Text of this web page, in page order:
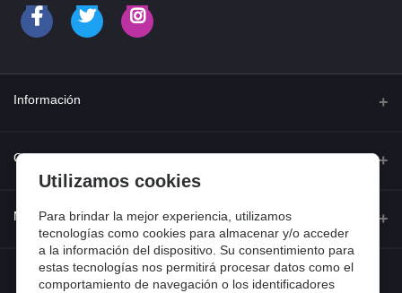
Información
Quienes somos
Contacta con nosotros
Dónde estamos
Preguntas frecuentes
Entradas de blog
Contacto
Dirección
Calle Ferraz 42, Madrid
Teléfono
Mi cuenta
Iniciar sesión
Utilizamos cookies
Para brindar la mejor experiencia, utilizamos
tecnologías como cookies para almacenar y/o acceder
a la información del dispositivo. Su consentimiento para
estas tecnologías nos permitirá procesar datos como el
comportamiento de navegación o los identificadores